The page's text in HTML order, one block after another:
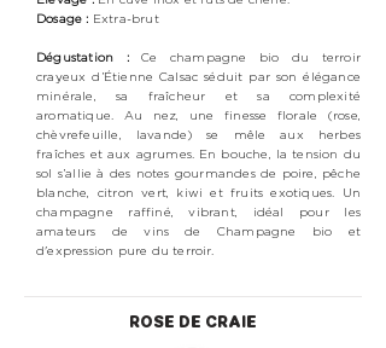
Dosage : Extra-brut
Dégustation :Ce champagne bio du terroir
crayeux d’Étienne Calsac séduit par son élégance
minérale, sa fraîcheur et sa complexité
aromatique. Au nez, une finesse florale (rose,
chèvrefeuille, lavande) se mêle aux herbes
fraîches et aux agrumes. En bouche, la tension du
sol s’allie à des notes gourmandes de poire, pêche
blanche, citron vert, kiwi et fruits exotiques. Un
champagne raffiné, vibrant, idéal pour les
amateurs de vins de Champagne bio et
d'expression pure du terroir.
ROSE DE CRAIE